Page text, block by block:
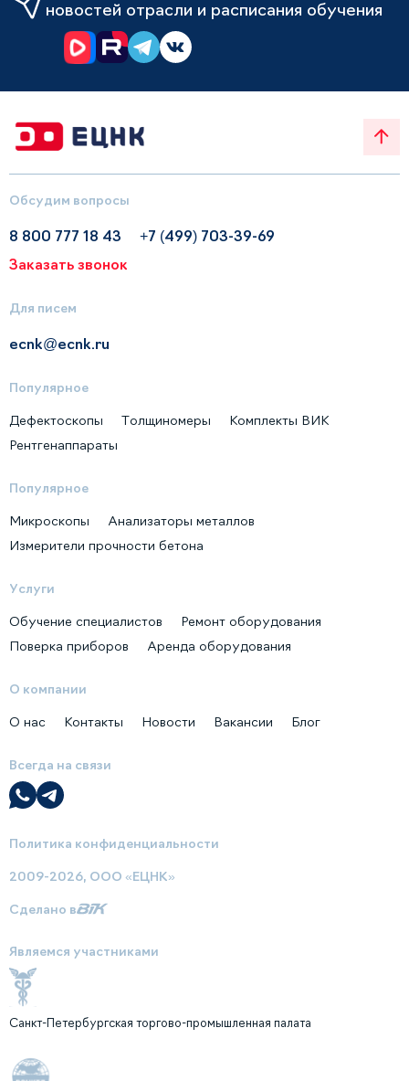
новостей отрасли и расписания обучения
Обсудим вопросы
8 800 777 18 43
+7 (499) 703-39-69
Заказать звонок
Для писем
ecnk@ecnk.ru
Популярное
Дефектоскопы Толщиномеры
Комплекты ВИК
Рентгенаппараты
Популярное
Микроскопы
Анализаторы металлов
Измерители прочности бетона
Услуги
Обучение специалистов
Ремонт оборудования
Поверка приборов
Аренда оборудования
О компании
О нас Контакты Новости Вакансии Блог
Всегда на связи
Политика конфиденциальности
2009-2026, ООО «ЕЦНК»
Сделано в
Являемся участниками
Санкт-Петербургская торгово-промышленная палата